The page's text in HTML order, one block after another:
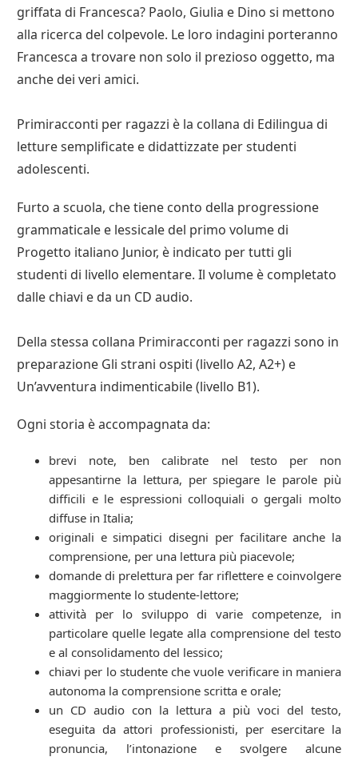
griffata di Francesca? Paolo, Giulia e Dino si mettono
alla ricerca del colpevole. Le loro indagini porteranno
Francesca a trovare non solo il prezioso oggetto, ma
anche dei veri amici.
Primiracconti per ragazzi è la collana di Edilingua di
letture semplificate e didattizzate per studenti
adolescenti.
Furto a scuola, che tiene conto della progressione
grammaticale e lessicale del primo volume di
Progetto italiano Junior, è indicato per tutti gli
studenti di livello elementare. Il volume è completato
dalle chiavi e da un CD audio.
Della stessa collana Primiracconti per ragazzi sono in
preparazione Gli strani ospiti (livello A2, A2+) e
Un’avventura indimenticabile (livello B1).
Ogni storia è accompagnata da:
brevi note, ben calibrate nel testo per non
appesantirne la lettura, per spiegare le parole più
difficili e le espressioni colloquiali o gergali molto
diffuse in Italia;
originali e simpatici disegni per facilitare anche la
comprensione, per una lettura più piacevole;
domande di prelettura per far riflettere e coinvolgere
maggiormente lo studente-lettore;
attività per lo sviluppo di varie competenze, in
particolare quelle legate alla comprensione del testo
e al consolidamento del lessico;
chiavi per lo studente che vuole verificare in maniera
autonoma la comprensione scritta e orale;
un CD audio con la lettura a più voci del testo,
eseguita da attori professionisti, per esercitare la
pronuncia, l’intonazione e svolgere alcune